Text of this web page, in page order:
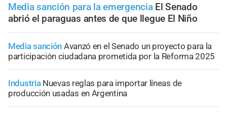
Media sanción para la emergencia El Senado
abrió el paraguas antes de que llegue El Niño
Media sanción Avanzó en el Senado un proyecto para la
participación ciudadana prometida por la Reforma 2025
Industria Nuevas reglas para importar líneas de
producción usadas en Argentina